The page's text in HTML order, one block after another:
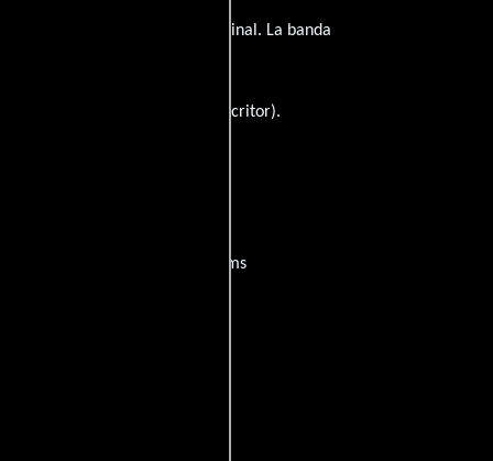
en
en su audio original. La banda
(Escritor).
de
y encuentra films
disponible